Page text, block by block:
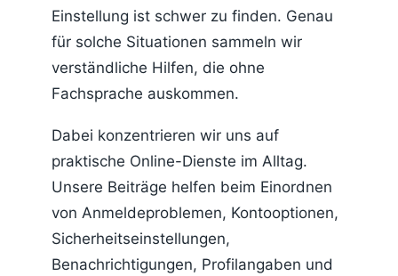
Einstellung ist schwer zu finden. Genau
für solche Situationen sammeln wir
verständliche Hilfen, die ohne
Fachsprache auskommen.
Dabei konzentrieren wir uns auf
praktische Online-Dienste im Alltag.
Unsere Beiträge helfen beim Einordnen
von Anmeldeproblemen, Kontooptionen,
Sicherheitseinstellungen,
Benachrichtigungen, Profilangaben und